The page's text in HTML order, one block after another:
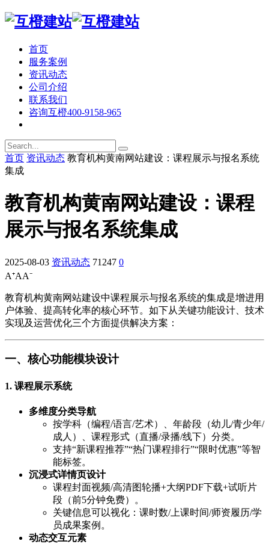
首页
服务案例
资讯动态
公司介绍
联系我们
咨询互橙400-9158-965
首页 资讯动态 教育机构黄南网站建设：课程展示与报名系统
集成
教育机构黄南网站建设：课程
展示与报名系统集成
2025-08-03 资讯动态 71247 0
A⁺AA⁻
教育机构黄南网站建设中课程展示与报名系统的集成是增进用
户体验、提高转化率的核心环节。如下从关键功能设计、技术
实现及运营优化三个方面提供解决方案：
一、核心功能模块设计
1. 课程展示系统
多维度分类导航
按学科（编程/语言/艺术）、年龄段（幼儿/青少年/
成人）、课程形式（直播/录播/线下）分类。
支持“新课程推荐”“热门课程排行”“限时优惠”等智
能标签。
沉浸式详情页设计
课程封面视频/高清图轮播+大纲PDF下载+试听片
段（前5分钟免费）。
关键信息可以视化：课时数/上课时间/师资履历/学
员成果案例。
动态交互元素